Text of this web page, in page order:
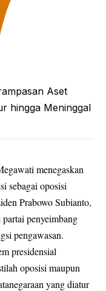
Aset
hingga Meninggal
menegaskan
sebagai oposisi
Prabowo Subianto,
penyeimbang
pengawasan.
presidensial
oposisi maupun
yang diatur